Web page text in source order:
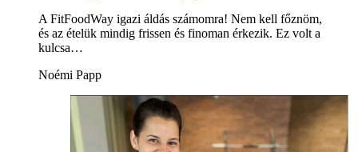
A FitFoodWay igazi áldás számomra! Nem kell főznöm,
és az ételük mindig frissen és finoman érkezik. Ez volt a
kulcsa…
Noémi Papp